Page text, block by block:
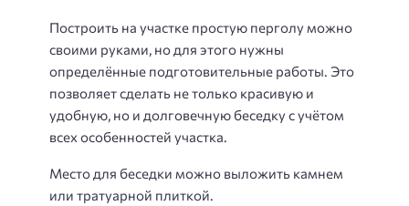
Построить на участке простую перголу можно
своими руками, но для этого нужны
определённые подготовительные работы. Это
позволяет сделать не только красивую и
удобную, но и долговечную беседку с учётом
всех особенностей участка.
Место для беседки можно выложить камнем
или тратуарной плиткой.